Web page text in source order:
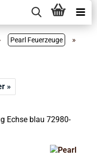
Pearl Feuerzeuge »
»
Echse blau 72980-